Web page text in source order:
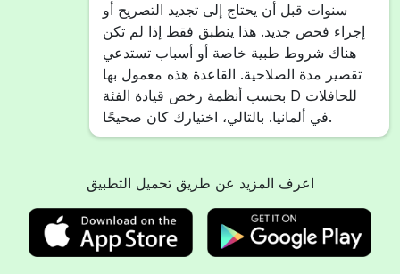
سنوات قبل أن يحتاج إلى تجديد التصريح أو
إجراء فحص جديد. هذا ينطبق فقط إذا لم تكن
هناك شروط طبية خاصة أو أسباب تستدعي
تقصير مدة الصلاحية. القاعدة هذه معمول بها
بحسب أنظمة رخص قيادة الفئة D للحافلات
في ألمانيا. بالتالي، اختيارك كان صحيحًا.
اعرف المزيد عن طريق تحميل التطبيق